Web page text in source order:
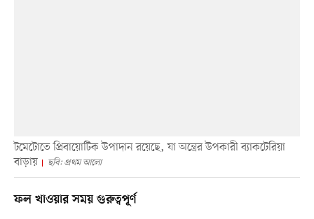
টমেটোতে প্রিবায়োটিক উপাদান রয়েছে, যা অন্ত্রের উপকারী ব্যাকটেরিয়া
বাড়ায়
ছবি: প্রথম আলো
ফল খাওয়ার সময় গুরুত্বপূর্ণ